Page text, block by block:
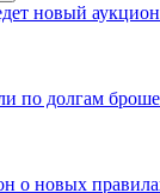
новый
по долгам
о новых